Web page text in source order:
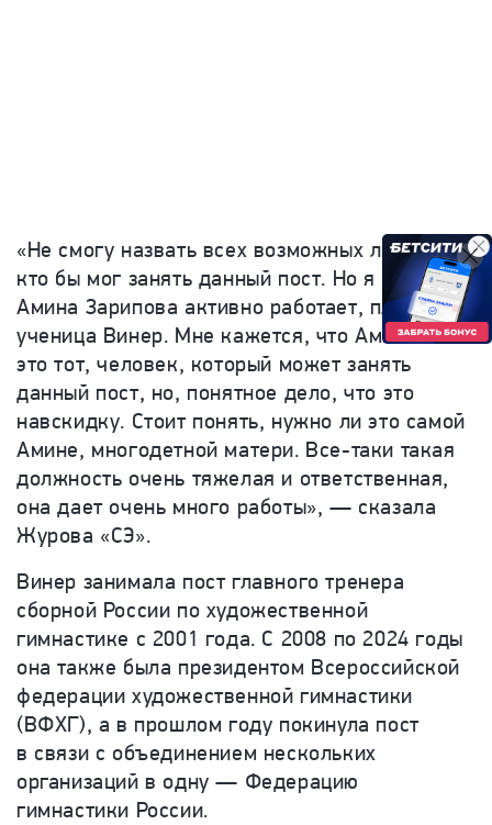
«Не смогу назвать всех возможных людей,
кто бы мог занять данный пост. Но я знаю, что
Амина Зарипова активно работает, плюс она
ученица Винер. Мне кажется, что Амина —
это тот, человек, который может занять
данный пост, но, понятное дело, что это
навскидку. Стоит понять, нужно ли это самой
Амине, многодетной матери. Все-таки такая
должность очень тяжелая и ответственная,
она дает очень много работы», — сказала
Журова «СЭ».
Винер занимала пост главного тренера
сборной России по художественной
гимнастике с 2001 года. С 2008 по 2024 годы
она также была президентом Всероссийской
федерации художественной гимнастики
(ВФХГ), а в прошлом году покинула пост
в связи с объединением нескольких
организаций в одну — Федерацию
гимнастики России.